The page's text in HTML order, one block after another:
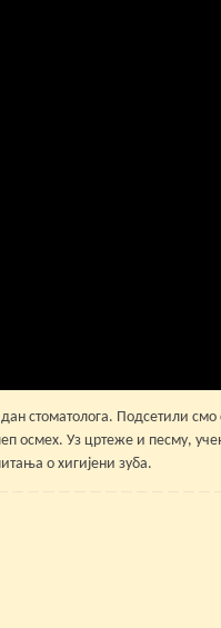
стоматолога. Подсетили смо
осмех. Уз цртеже и песму,
о хигијени зуба.